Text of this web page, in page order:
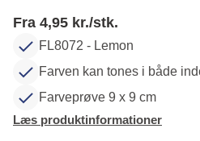
Fra 4,95 kr./stk.
FL8072 - Lemon
Farven kan tones i både
Farveprøve 9 x 9 cm
Læs produktinformationer